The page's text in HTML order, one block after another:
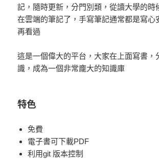
記，隨時更新，分門別類，從讀大學的時
在雲端的筆記了，手寫筆記通常都是寫心
再看過
這是一個偉大的平台，大家在上面寫書，
識，成為一個非常龐大的知識庫
特色
免費
電子書可下載PDF
利用git 版本控制